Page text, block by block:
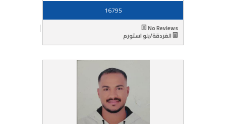
16795
No Reviews
الغردقة/بلو استورم